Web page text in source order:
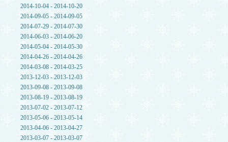
2014-10-04 - 2014-10-20
2014-09-05 - 2014-09-05
2014-07-29 - 2014-07-30
2014-06-03 - 2014-06-20
2014-05-04 - 2014-05-30
2014-04-26 - 2014-04-26
2014-03-08 - 2014-03-25
2013-12-03 - 2013-12-03
2013-09-08 - 2013-09-08
2013-08-19 - 2013-08-19
2013-07-02 - 2013-07-12
2013-05-06 - 2013-05-14
2013-04-06 - 2013-04-27
2013-03-07 - 2013-03-07